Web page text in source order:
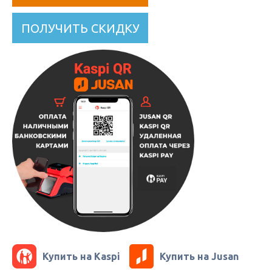
ПОЛУЧИТЬ СКИДКУ
Купить на Kaspi Купить на Jusan